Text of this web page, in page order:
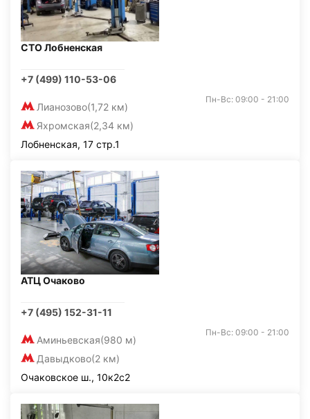
СТО Лобненская
+7 (499) 110-53-06
Лианозово(1,72 км)
Яхромская(2,34 км)
Пн-Вс: 09:00 - 21:00
Лобненская, 17 стр.1
АТЦ Очаково
+7 (495) 152-31-11
Аминьевская(980 м)
Давыдково(2 км)
Пн-Вс: 09:00 - 21:00
Очаковское ш., 10к2с2